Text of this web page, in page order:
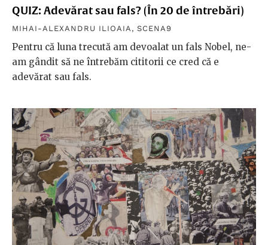
QUIZ: Adevărat sau fals? (În 20 de întrebări)
MIHAI-ALEXANDRU ILIOAIA ,SCENA9
Pentru că luna trecută am devoalat un fals Nobel, ne-
am gândit să ne întrebăm cititorii ce cred că e
adevărat sau fals.